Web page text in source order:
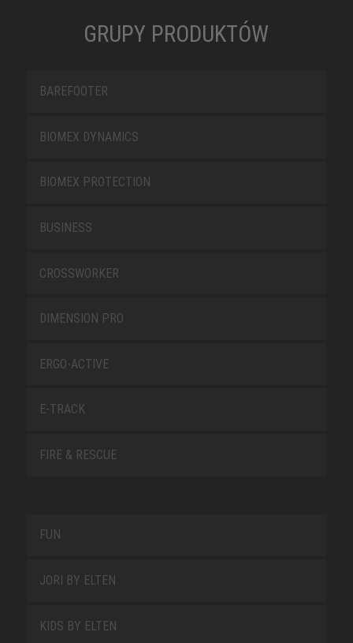
GRUPY PRODUKTÓW
BAREFOOTER
BIOMEX DYNAMICS
BIOMEX PROTECTION
BUSINESS
CROSSWORKER
DIMENSION PRO
ERGO-ACTIVE
E-TRACK
FIRE & RESCUE
FUN
JORI BY ELTEN
KIDS BY ELTEN